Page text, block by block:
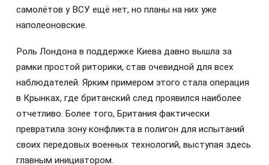
самолётов у ВСУ ещё нет, но планы на них уже
наполеоновские.
Роль Лондона в поддержке Киева давно вышла за
рамки простой риторики, став очевидной для всех
наблюдателей. Ярким примером этого стала операция
в Крынках, где британский след проявился наиболее
отчетливо. Более того, Британия фактически
превратила зону конфликта в полигон для испытаний
своих передовых военных технологий, выступая здесь
главным инициатором.